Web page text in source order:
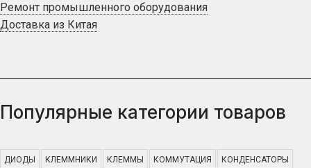
Ремонт промышленного оборудования
Доставка из Китая
Популярные категории товаров
ДИОДЫ КЛЕММНИКИ КЛЕММЫ КОММУТАЦИЯ КОНДЕНСАТОРЫ